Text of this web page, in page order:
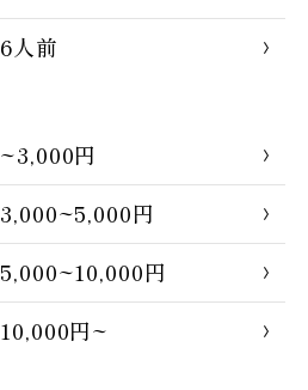
6人前
~3,000円
3,000~5,000円
5,000~10,000円
10,000円~